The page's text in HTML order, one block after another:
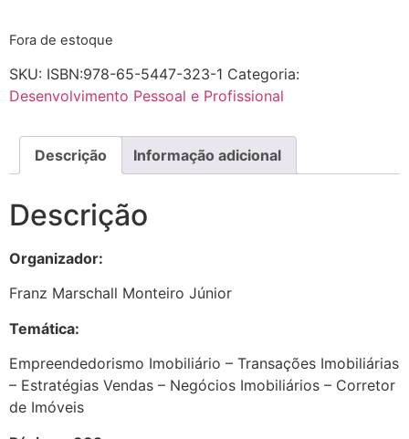
Fora de estoque
SKU: ISBN:978-65-5447-323-1 Categoria:
Desenvolvimento Pessoal e Profissional
Descrição Informação adicional
Descrição
Organizador:
Franz Marschall Monteiro Júnior
Temática:
Empreendedorismo Imobiliário – Transações Imobiliárias
– Estratégias Vendas – Negócios Imobiliários – Corretor
de Imóveis